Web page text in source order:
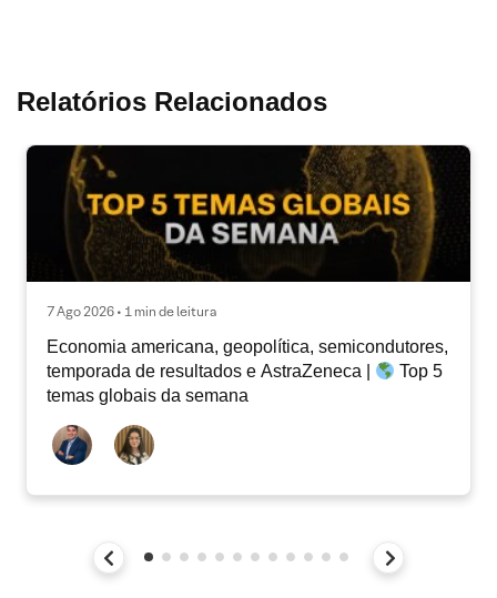
Relatórios Relacionados
7 Ago 2026 • 1 min de leitura
Economia americana, geopolítica, semicondutores,
temporada de resultados e AstraZeneca |
Top 5
temas globais da semana